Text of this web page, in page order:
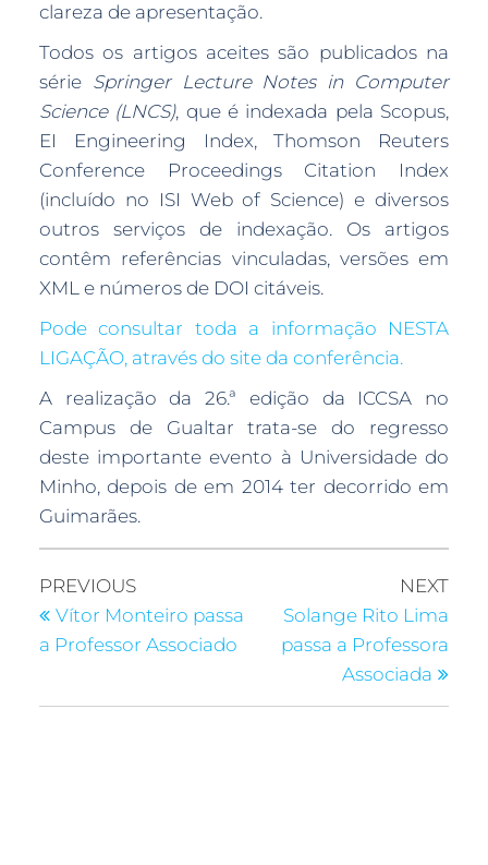
clareza de apresentação.
Todos os artigos aceites são publicados na
série Springer Lecture Notes in Computer
Science (LNCS), que é indexada pela Scopus,
EI Engineering Index, Thomson Reuters
Conference Proceedings Citation Index
(incluído no ISI Web of Science) e diversos
outros serviços de indexação. Os artigos
contêm referências vinculadas, versões em
XML e números de DOI citáveis.
Pode consultar toda a informação NESTA
LIGAÇÃO, através do site da conferência.
A realização da 26.ª edição da ICCSA no
Campus de Gualtar trata-se do regresso
deste importante evento à Universidade do
Minho, depois de em 2014 ter decorrido em
Guimarães.
PREVIOUS
Vítor Monteiro passa
a Professor Associado
NEXT
Solange Rito Lima
passa a Professora
Associada